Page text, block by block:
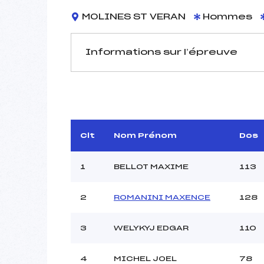
MOLINES ST VERAN Hommes
Informations sur l’épreuve
Arbitre :
Assistant :
MANCHE 1
Heure de départ :
Ouvreurs A :
Clt Nom Prénom Dos
1 BELLOT MAXIME 113
2 ROMANINI MAXENCE 128
3 WELYKYJ EDGAR 110
4 MICHEL JOEL 78